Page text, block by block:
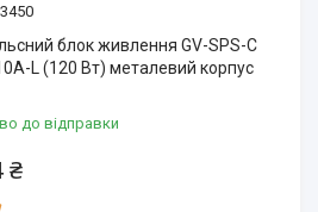
3450
блок живлення GV-SPS-C
L (120 Вт) металевий корпус
до відправки
₴